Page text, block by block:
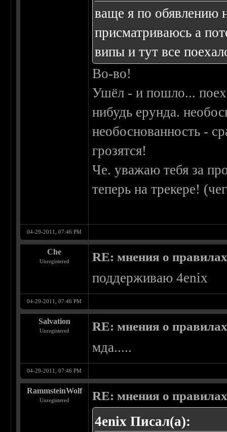
ваще я по обявлению
присматриваюсь а
випы и тут все
Во-во!
Ушёл - и пошло...
нибудь ерунда.
необоснованность -
грозятся!
Че. уважаю тебя за
теперь на трекере!
04-29-2011, 07:46 PM
Che
Unregistered RE: мнения о
поддерживаю 4enix
04-29-2011, 07:46 PM
Salvation
Unregistered RE: мнения о
мда.....
04-29-2011, 07:46 PM
RammsteinWolf
Unregistered RE: мнения о
4enix Писал(а):